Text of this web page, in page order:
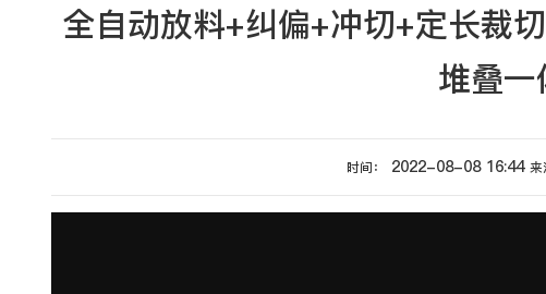
全自动放料+纠偏+冲切+定长裁
堆叠一
时间： 2022-08-08 16:44 来